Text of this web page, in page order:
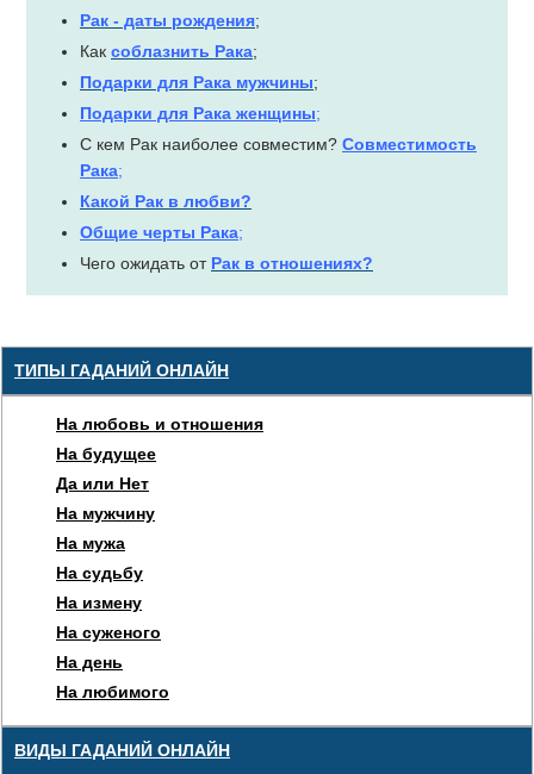
Рак - даты рождения;
Как соблазнить Рака;
Подарки для Рака мужчины;
Подарки для Рака женщины;
С кем Рак наиболее совместим? Совместимость
Рака;
Какой Рак в любви?
Общие черты Рака;
Чего ожидать от Рак в отношениях?
ТИПЫ ГАДАНИЙ ОНЛАЙН
На любовь и отношения
На будущее
Да или Нет
На мужчину
На мужа
На судьбу
На измену
На суженого
На день
На любимого
ВИДЫ ГАДАНИЙ ОНЛАЙН